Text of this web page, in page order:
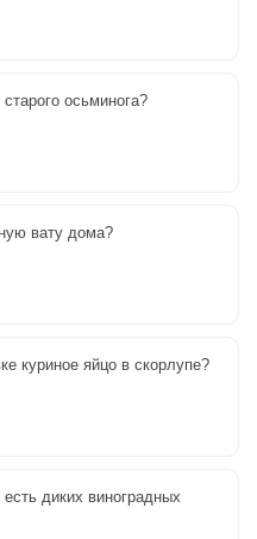
осьминога?
вату дома?
куриное яйцо в скорлупе?
диких виноградных